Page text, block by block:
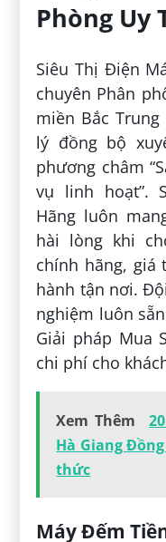
Phòng Uy
Siêu Thị Điện
chuyên Phân
miền Bắc
lý đồng bộ
phương châm
vụ linh hoạt”.
Hãng luôn
hài lòng khi
chính hãng, giá
hành tận nơi.
nghiệm luôn
Giải pháp Mua
chi phí cho
Xem Thêm
Hà Giang
thức
Máy Đếm